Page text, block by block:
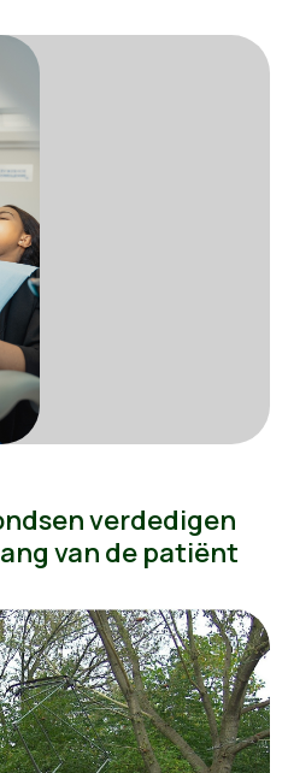
verdedigen
van de patiënt